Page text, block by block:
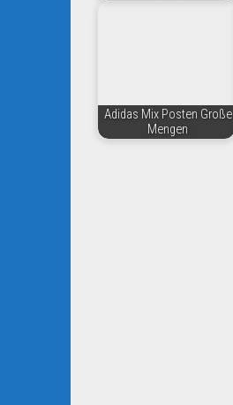
Adidas Mix Posten Große
Mengen